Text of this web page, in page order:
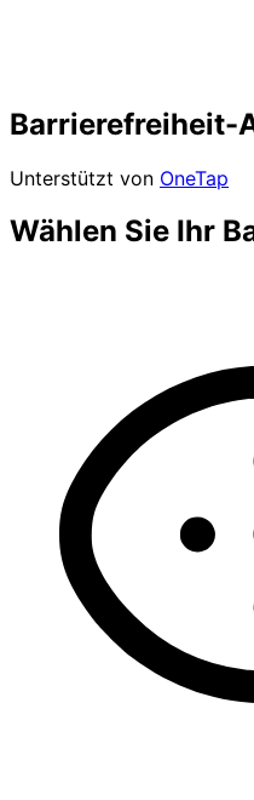
Barrierefreiheit-
Unterstützt von OneTap
Wählen Sie Ihr